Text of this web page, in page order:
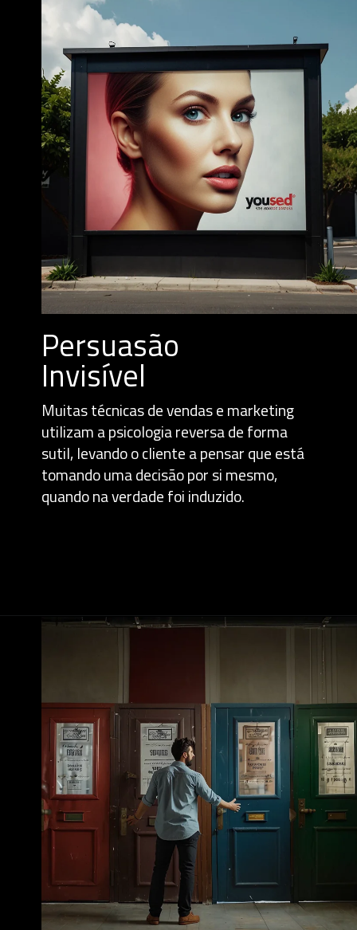
Persuasão
Invisível
Muitas técnicas de vendas e marketing
utilizam a psicologia reversa de forma
sutil, levando o cliente a pensar que está
tomando uma decisão por si mesmo,
quando na verdade foi induzido.